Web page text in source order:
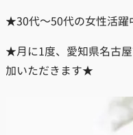
★30代～50代の女性活
★月に1度、愛知県名古
加いただきます★